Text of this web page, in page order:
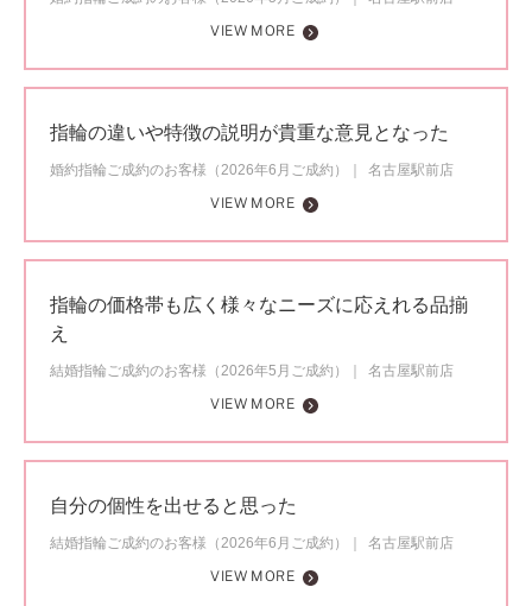
VIEW MORE
指輪の違いや特徴の説明が貴重な意見となった
婚約指輪ご成約のお客様（2026年6月ご成約）
名古屋駅前店
VIEW MORE
指輪の価格帯も広く様々なニーズに応えれる品揃
え
結婚指輪ご成約のお客様（2026年5月ご成約）
名古屋駅前店
VIEW MORE
自分の個性を出せると思った
結婚指輪ご成約のお客様（2026年6月ご成約）
名古屋駅前店
VIEW MORE